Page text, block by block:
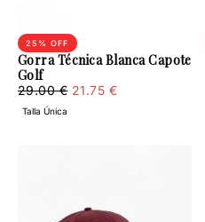
Gorra Técnica Blanca Capote
Golf
25 % OFF
21.75
€
Regular
price
29.00 € Minimum
21.75 €
Talla Única